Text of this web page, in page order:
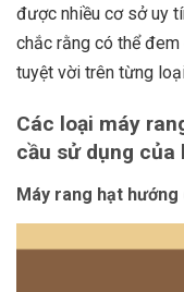
được nhiều cơ sở uy
chắc rằng có thể
tuyệt vời trên từng
Các loại máy
cầu sử dụng của
Máy rang hạt hướng